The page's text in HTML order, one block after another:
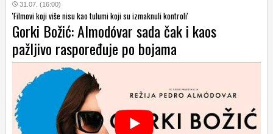
31.07. (16:00)
'Filmovi koji više nisu kao tulumi koji su izmaknuli kontroli'
Gorki Božić: Almodóvar sada čak i kaos
pažljivo raspoređuje po bojama